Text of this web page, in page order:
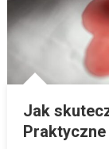
Jak